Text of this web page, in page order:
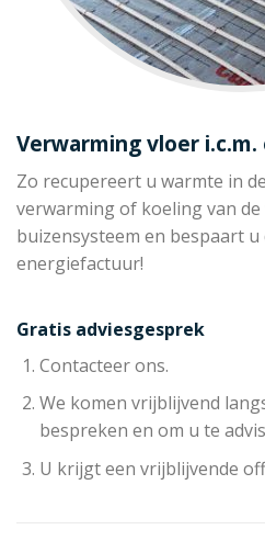
Verwarming vloer
Zo recupereert u warmte in
verwarming of koeling van
buizensysteem en bespaart
energiefactuur!
Gratis adviesgesprek
Contacteer ons.
We komen vrijblijvend
bespreken en om u te
U krijgt een vrijblijvende